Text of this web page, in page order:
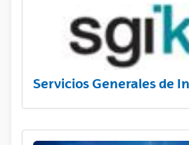
Servicios Generales de